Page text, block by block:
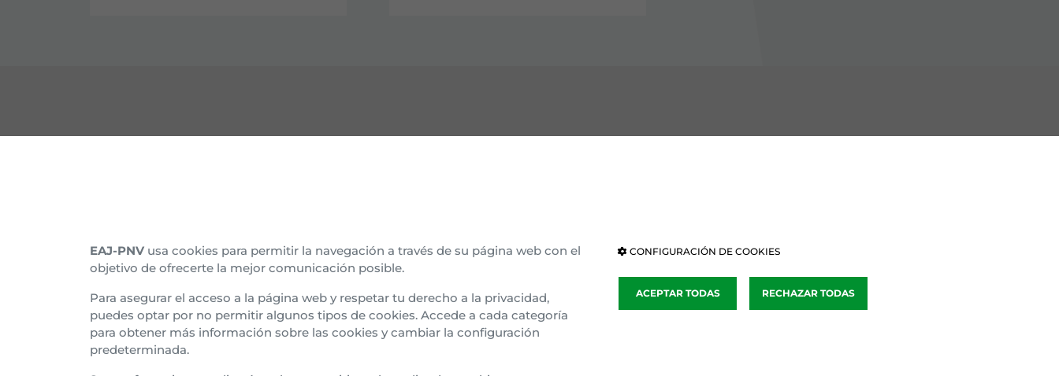
Suscríbete al boletín
Historia e ideología
Asamblea general
Transparencia
Euzko Gaztedi
Gipuzko Buru Batzar
EAJ-PNV usa cookies para permitir la navegación a través de su página web con el
objetivo de ofrecerte la mejor comunicación posible.
Para asegurar el acceso a la página web y respetar tu derecho a la privacidad,
puedes optar por no permitir algunos tipos de cookies. Accede a cada categoría
para obtener más información sobre las cookies y cambiar la configuración
predeterminada.
CONFIGURACIÓN DE COOKIES
ACEPTAR TODAS RECHAZAR TODAS